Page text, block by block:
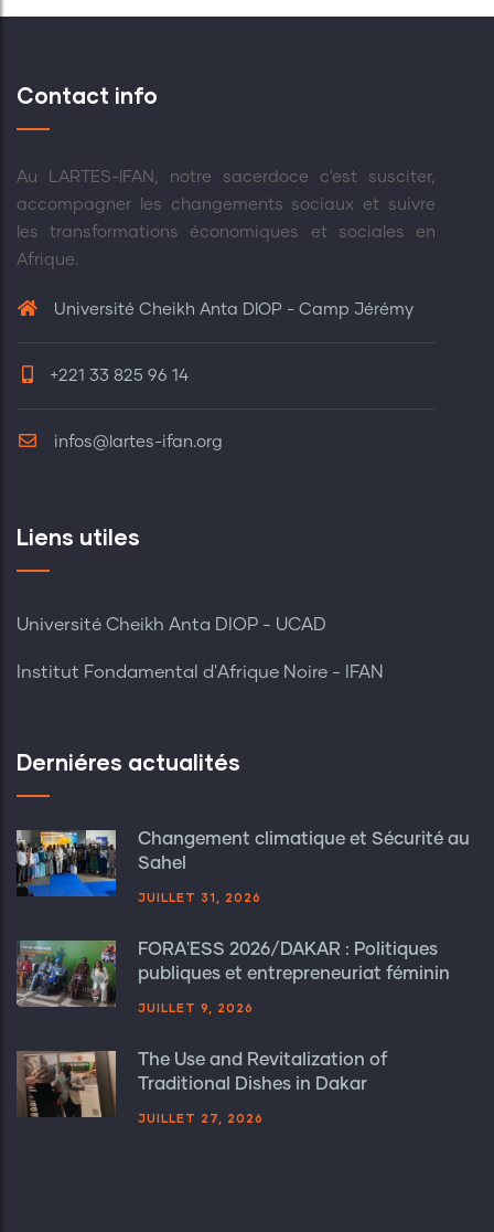
Contact info
Au LARTES-IFAN, notre sacerdoce c'est susciter,
accompagner les changements sociaux et suivre
les transformations économiques et sociales en
Afrique.
Université Cheikh Anta DIOP - Camp Jérémy
+221 33 825 96 14
infos@lartes-ifan.org
Liens utiles
Université Cheikh Anta DIOP - UCAD
Institut Fondamental d'Afrique Noire - IFAN
Derniéres actualités
Changement climatique et Sécurité au
Sahel
JUILLET 31, 2026
FORA'ESS 2026/DAKAR : Politiques
publiques et entrepreneuriat féminin
JUILLET 9, 2026
The Use and Revitalization of
Traditional Dishes in Dakar
JUILLET 27, 2026